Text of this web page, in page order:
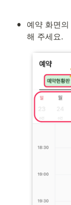
• 예약 화면의
해 주세요.